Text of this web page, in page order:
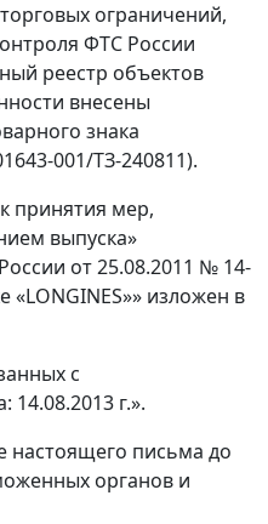
ограничений,
ФТС России
реестр объектов
внесены
знака
001/ТЗ-240811).
принятия мер,
выпуска»
от 25.08.2011 № 14-
изложен в
с
14.08.2013 г.».
настоящего письма до
органов и